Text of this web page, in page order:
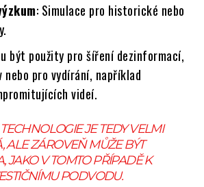
: Simulace pro historické nebo
být použity pro šíření dezinformací,
nebo pro vydírání, například
videí.
JE TEDY VELMI
ALE ZÁROVEŇ MŮŽE BÝT
JAKO V TOMTO PŘÍPADĚ K
PODVODU.